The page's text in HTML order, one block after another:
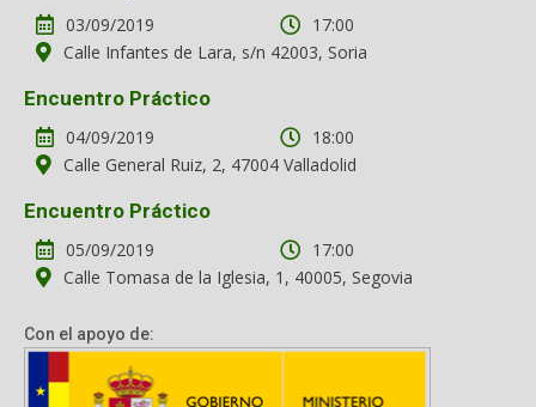
03/09/2019
17:00
Calle Infantes de Lara, s/n 42003, Soria
Encuentro Práctico
04/09/2019
18:00
Calle General Ruiz, 2, 47004 Valladolid
Encuentro Práctico
05/09/2019
17:00
Calle Tomasa de la Iglesia, 1, 40005, Segovia
Con el apoyo de: